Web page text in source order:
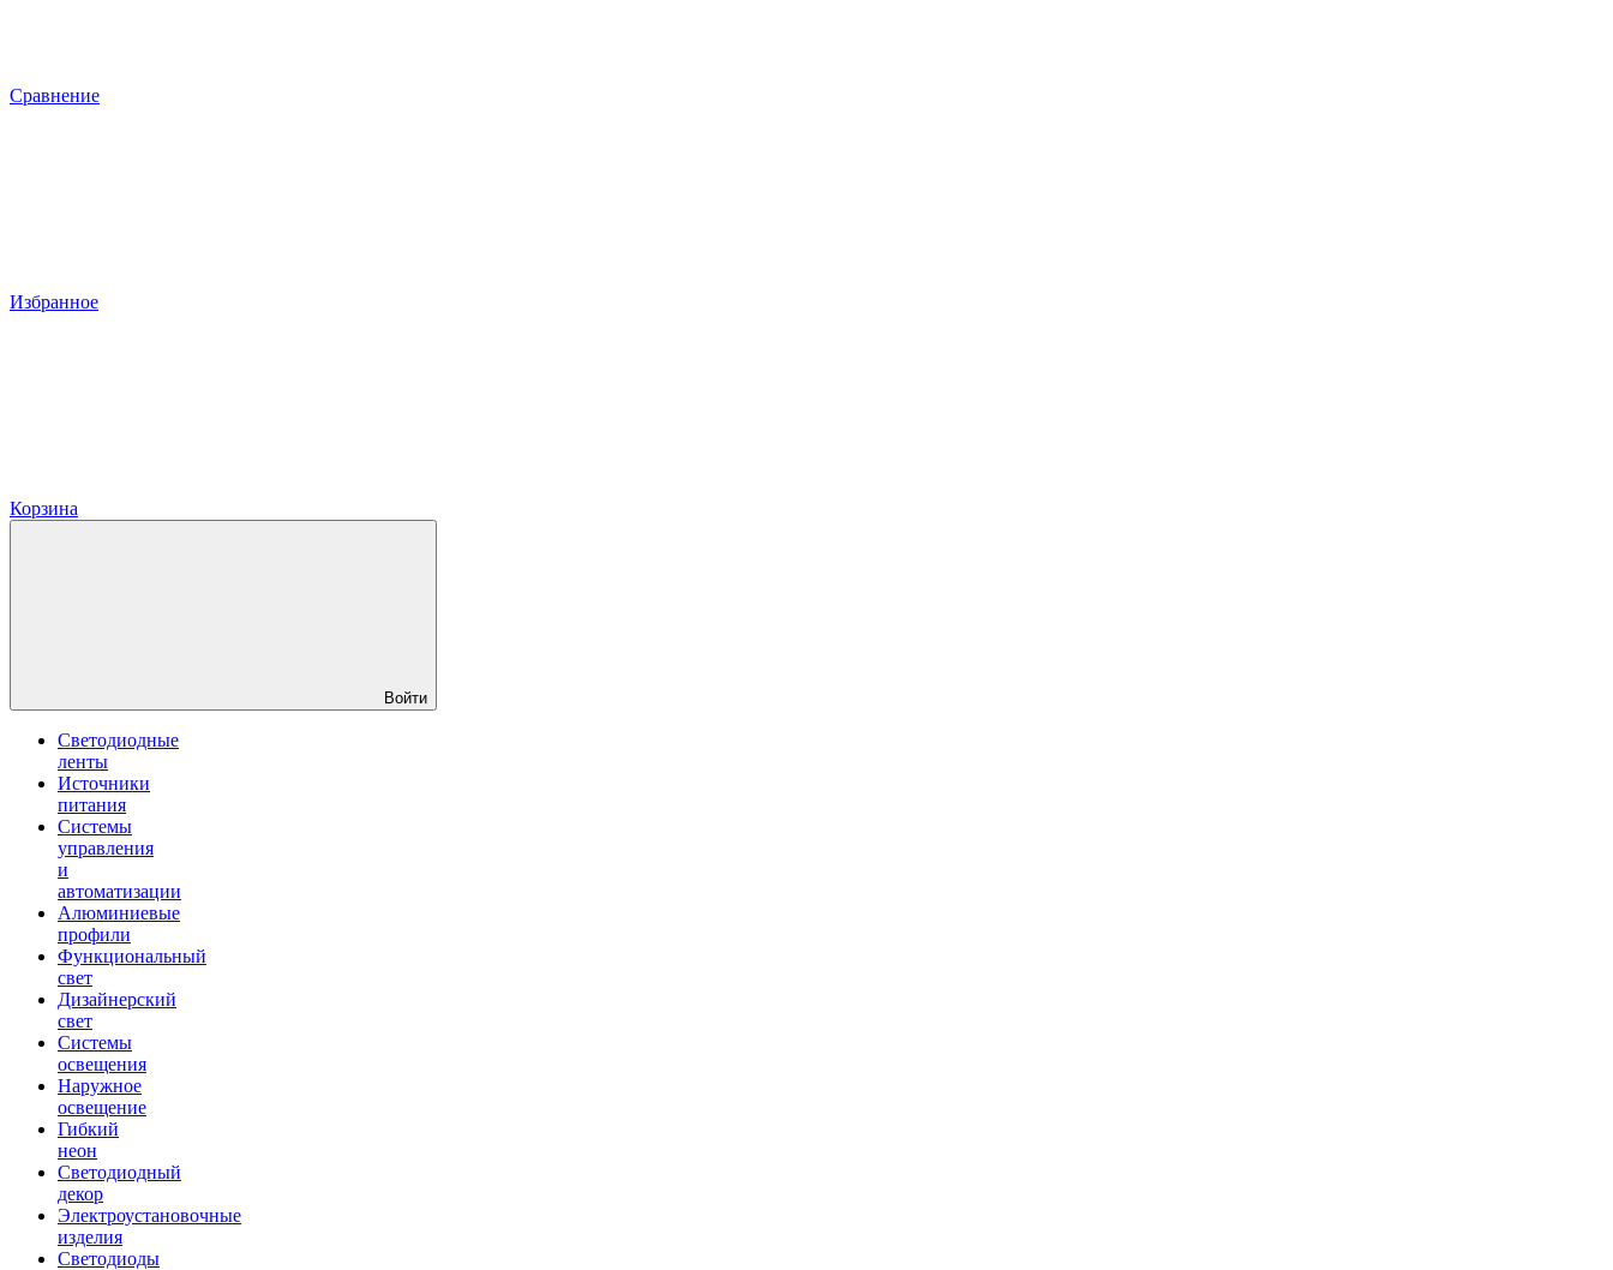
Сравнение
Избранное
Корзина
Войти
Светодиодные
ленты
Источники
питания
Системы
управления
и
автоматизации
Алюминиевые
профили
Функциональный
свет
Дизайнерский
свет
Системы
освещения
Наружное
освещение
Гибкий
неон
Светодиодный
декор
Электроустановочные
изделия
Светодиоды